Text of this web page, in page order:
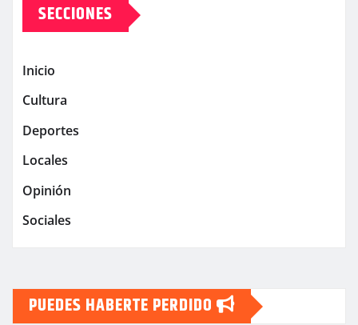
SECCIONES
Inicio
Cultura
Deportes
Locales
Opinión
Sociales
PUEDES HABERTE PERDIDO